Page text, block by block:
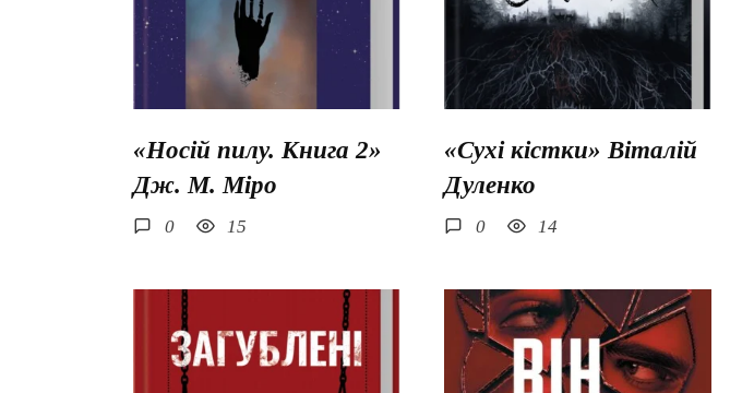
«Носій пилу. Книга 2»
Дж. М. Міро
0 15
«Сухі кістки» Віталій
Дуленко
0 14